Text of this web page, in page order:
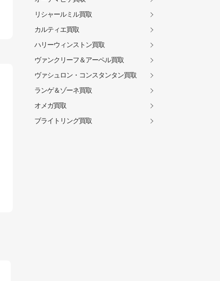
リシャールミル買取
カルティエ買取
ハリーウィンストン買取
ヴァンクリーフ＆アーペル買取
ヴァシュロン・コンスタンタン買取
ランゲ＆ゾーネ買取
オメガ買取
ブライトリング買取